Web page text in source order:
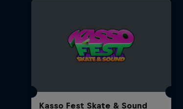
Kasso Fest Skate & Sound